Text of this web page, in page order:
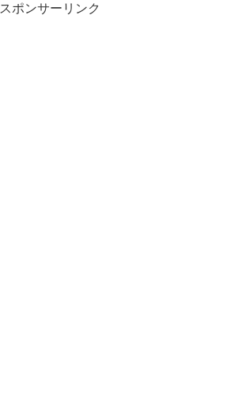
スポンサーリンク